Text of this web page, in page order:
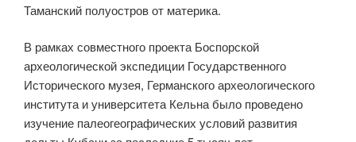
Таманский полуостров от материка.
В рамках совместного проекта Боспорской
археологической экспедиции Государственного
Исторического музея, Германского археологического
института и университета Кельна было проведено
изучение палеогеографических условий развития